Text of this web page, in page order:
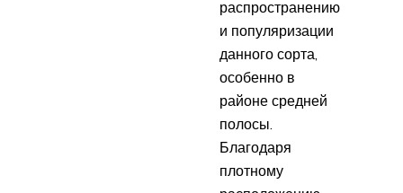
распространению
и популяризации
данного сорта,
особенно в
районе средней
полосы.
Благодаря
плотному